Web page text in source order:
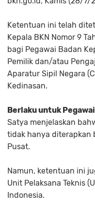
Ketentuan ini telah
Kepala BKN Nomor 9
bagi Pegawai Badan
Pemilik dan/atau
Aparatur Sipil Negara
Kedinasan.
Berlaku untuk
Satya menjelaskan
tidak hanya diterapkan
Pusat.
Namun, ketentuan ini
Unit Pelaksana Teknis
Indonesia.